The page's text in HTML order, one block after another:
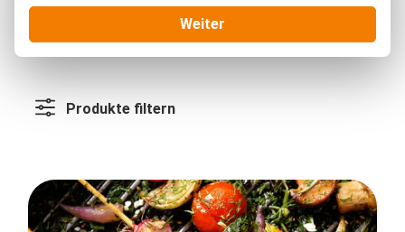
Blog
Produkte filtern
Weiter